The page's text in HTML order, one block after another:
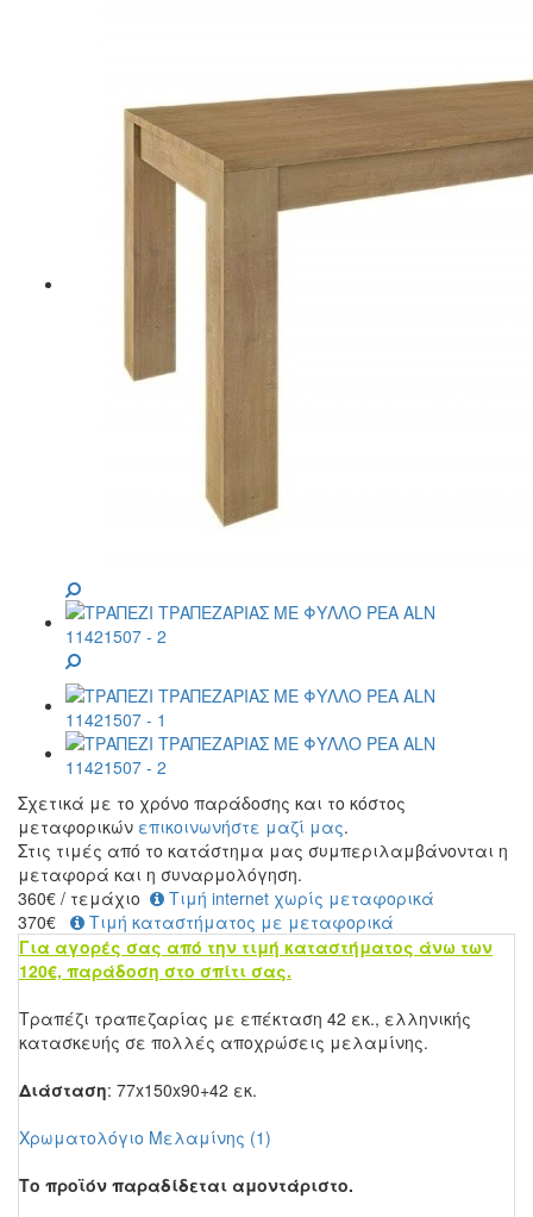
Σχετικά με το χρόνο παράδοσης και το κόστος
μεταφορικών επικοινωνήστε μαζί μας.
Στις τιμές από το κατάστημα μας συμπεριλαμβάνονται η
μεταφορά και η συναρμολόγηση.
360€ / τεμάχιο
Τιμή internet χωρίς μεταφορικά
370€
Τιμή καταστήματος με μεταφορικά
Για αγορές σας από την τιμή καταστήματος άνω των
120€, παράδοση στο σπίτι σας.
Τραπέζι τραπεζαρίας με επέκταση 42 εκ., ελληνικής
κατασκευής σε πολλές αποχρώσεις μελαμίνης.
Διάσταση: 77x150x90+42 εκ.
Χρωματολόγιο Μελαμίνης (1)
Το προϊόν παραδίδεται αμοντάριστο.